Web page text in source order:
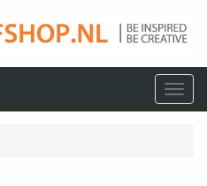
Menu